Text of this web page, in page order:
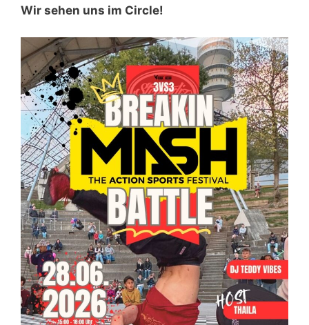
Wir sehen uns im Circle!